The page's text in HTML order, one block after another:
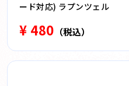
ード対応) ラプンツェル
¥ 480 （税込）